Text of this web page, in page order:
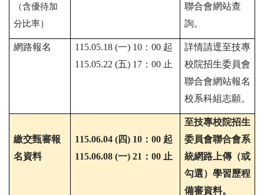
（含優待加
分比率）
聯合會網站查
詢。
網路報名 115.05.18 (一) 10 ： 00 起
115.05.22 (五) 17 ： 00 止
詳情請逕至技專
校院招生委員會
聯合會網站報名
校系科組志願。
繳交甄審報
名資料
115.06.04 (四) 10 ： 00 起
115.06.08 (一) 21 ： 00 止
至技專校院招生
委員會聯合會系
統網路上傳（或
勾選）學習歷程
備審資料。